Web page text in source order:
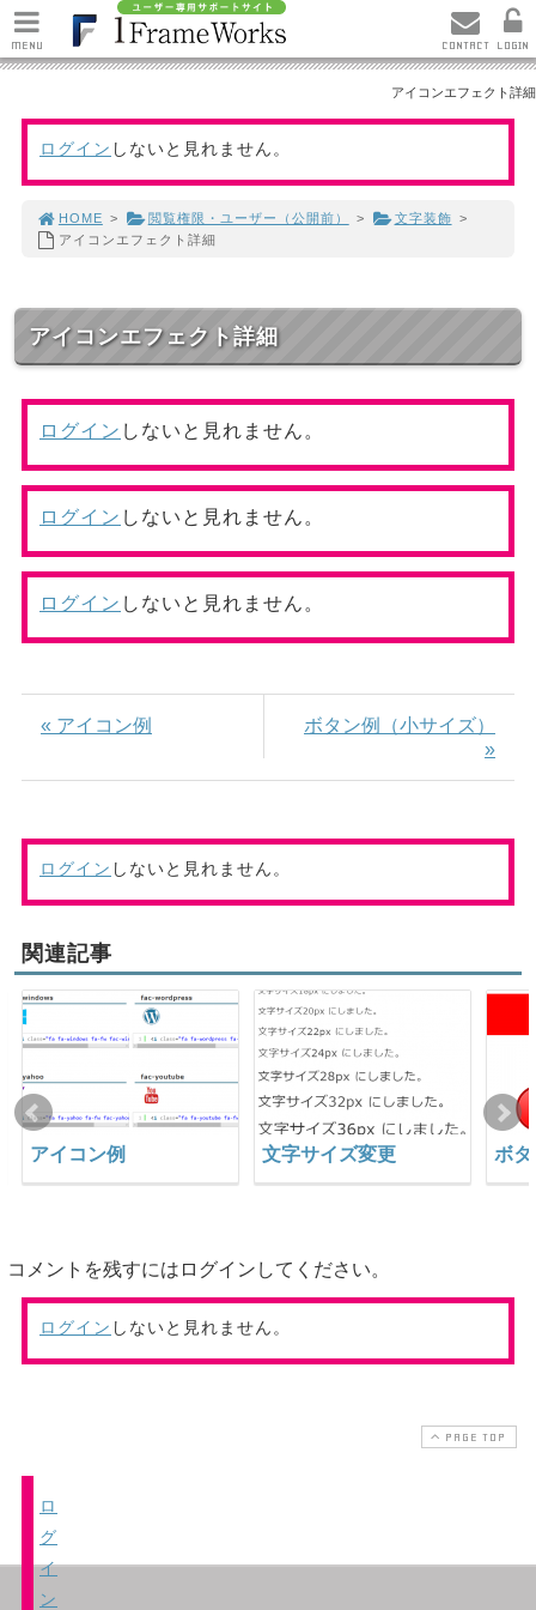
アイコンエフェクト詳細
ログイン しないと見れません。
HOME > 閲覧権限・ユーザー（公開前） > 文字装飾 >
アイコンエフェクト詳細
アイコンエフェクト詳細
ログイン しないと見れません。
ログイン しないと見れません。
ログイン しないと見れません。
« アイコン例
ボタン例（小サイズ）
»
ログイン しないと見れません。
関連記事
アイコン例 文字サイズ変更 ボ
コメントを残すにはログインしてください。
ログイン しないと見れません。
PAGE TOP
ロ
グ
イ
ン
MENU LOGIN
CONTACT